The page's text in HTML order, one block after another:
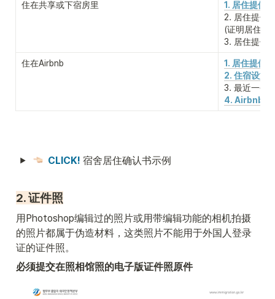
住在共享或下宿房里
1. 居住提供
2. 居住提供
(证明居住提
3. 居住提供
住在Airbnb
1. 居住提供
2. 住宿设施
3. 最近一个
4. Airbnb
CLICK! 宿舍居住确认书示例
2. 证件照
用Photoshop编辑过的照片或用带编辑功能的相机拍摄
的照片都属于伪造材料，这类照片不能用于外国人登录
证的证件照。
必须提交在照相馆照的电子版证件照原件